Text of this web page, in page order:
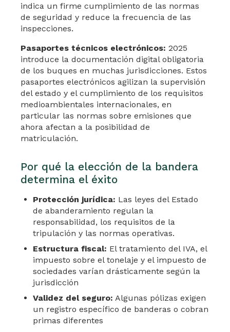
indica un firme cumplimiento de las normas
de seguridad y reduce la frecuencia de las
inspecciones.
Pasaportes técnicos electrónicos: 2025
introduce la documentación digital obligatoria
de los buques en muchas jurisdicciones. Estos
pasaportes electrónicos agilizan la supervisión
del estado y el cumplimiento de los requisitos
medioambientales internacionales, en
particular las normas sobre emisiones que
ahora afectan a la posibilidad de
matriculación.
Por qué la elección de la bandera
determina el éxito
Protección jurídica: Las leyes del Estado
de abanderamiento regulan la
responsabilidad, los requisitos de la
tripulación y las normas operativas.
Estructura fiscal: El tratamiento del IVA, el
impuesto sobre el tonelaje y el impuesto de
sociedades varían drásticamente según la
jurisdicción
Validez del seguro: Algunas pólizas exigen
un registro específico de banderas o cobran
primas diferentes